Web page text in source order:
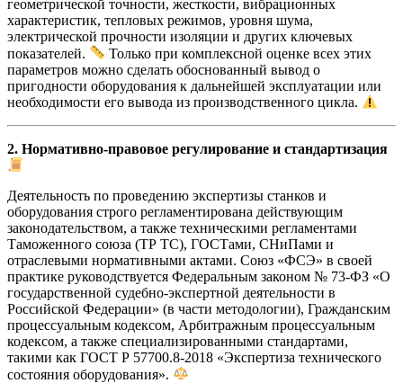
геометрической точности, жесткости, вибрационных
характеристик, тепловых режимов, уровня шума,
электрической прочности изоляции и других ключевых
показателей.
Только при комплексной оценке всех этих
параметров можно сделать обоснованный вывод о
пригодности оборудования к дальнейшей эксплуатации или
необходимости его вывода из производственного цикла.
2. Нормативно-правовое регулирование и стандартизация
Деятельность по проведению экспертизы станков и
оборудования строго регламентирована действующим
законодательством, а также техническими регламентами
Таможенного союза (ТР ТС), ГОСТами, СНиПами и
отраслевыми нормативными актами. Союз «ФСЭ» в своей
практике руководствуется Федеральным законом № 73-ФЗ «О
государственной судебно-экспертной деятельности в
Российской Федерации» (в части методологии), Гражданским
процессуальным кодексом, Арбитражным процессуальным
кодексом, а также специализированными стандартами,
такими как ГОСТ Р 57700.8-2018 «Экспертиза технического
состояния оборудования».